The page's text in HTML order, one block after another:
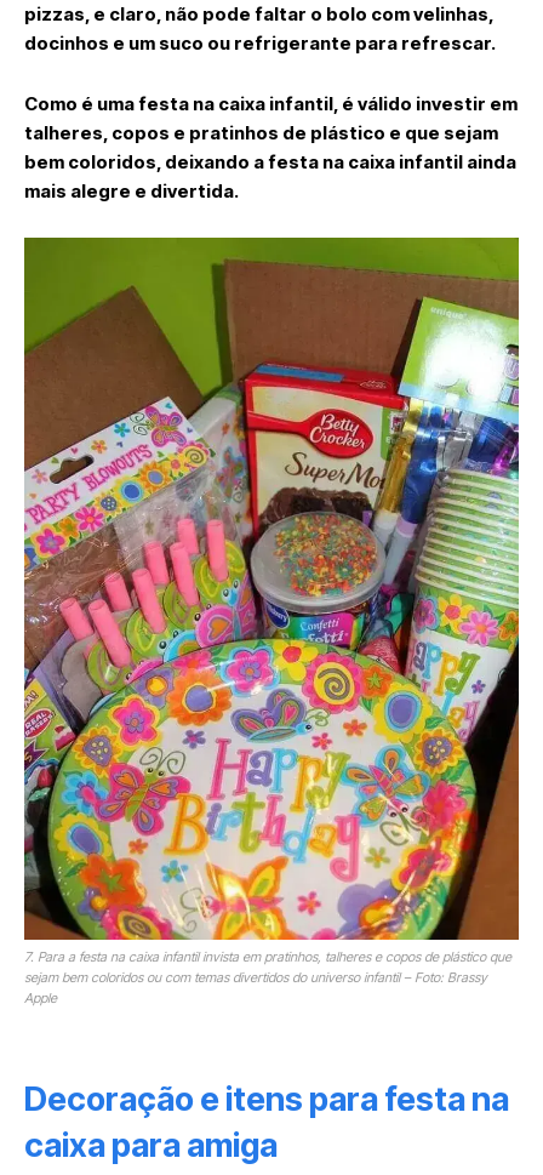
pizzas, e claro, não pode faltar o bolo com velinhas,
docinhos e um suco ou refrigerante para refrescar.
Como é uma festa na caixa infantil, é válido investir em
talheres, copos e pratinhos de plástico e que sejam
bem coloridos, deixando a festa na caixa infantil ainda
mais alegre e divertida.
7. Para a festa na caixa infantil invista em pratinhos, talheres e copos de plástico que
sejam bem coloridos ou com temas divertidos do universo infantil – Foto: Brassy
Apple
Decoração e itens para festa na
caixa para amiga